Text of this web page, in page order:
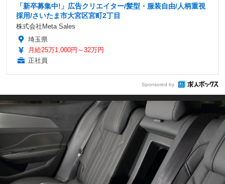
「新卒募集中!」広告クリエイター/髪型・服装自由/人柄重視
採用/さいたま市大宮区宮町2丁目
株式会社Meta Sales
埼玉県
月給25万1,000円～32万円
正社員
Sponsored by